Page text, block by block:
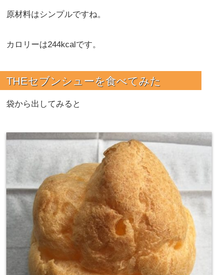
原材料はシンプルですね。
カロリーは244kcalです。
THEセブンシューを食べてみた
袋から出してみると